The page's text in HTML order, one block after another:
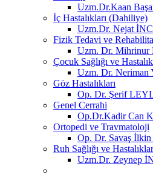
Uzm.Dr.Kaan
İç Hastalıkları (Dahiliye)
Uzm.Dr. Nejat
Fizik Tedavi ve
Uzm. Dr.
Çocuk Sağlığı ve
Uzm. Dr. Neriman
Göz Hastalıkları
Op. Dr. Şerif
Genel Cerrahi
Op.Dr.Kadir Can
Ortopedi ve Travmatoloji
Op. Dr. Savaş
Ruh Sağlığı ve
Uzm.Dr. Zeynep